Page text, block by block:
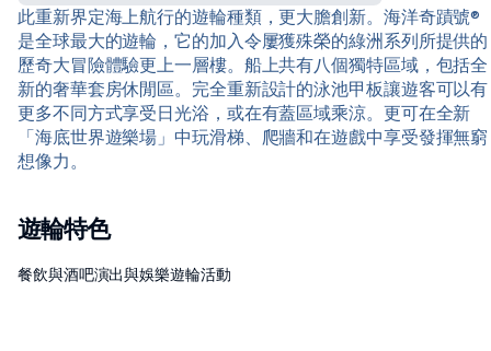
此重新界定海上航行的遊輪種類，更大膽創新。海洋奇蹟號®
是全球最大的遊輪，它的加入令屢獲殊榮的綠洲系列所提供的
歷奇大冒險體驗更上一層樓。船上共有八個獨特區域，包括全
新的奢華套房休閒區。完全重新設計的泳池甲板讓遊客可以有
更多不同方式享受日光浴，或在有蓋區域乘涼。更可在全新
「海底世界遊樂場」中玩滑梯、爬牆和在遊戲中享受發揮無窮
想像力。
遊輪特色
餐飲與酒吧演出與娛樂遊輪活動